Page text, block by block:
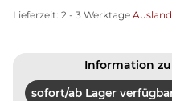
Lieferzeit: 2 - 3 Werktage Ausland
Information
sofort/ab Lager